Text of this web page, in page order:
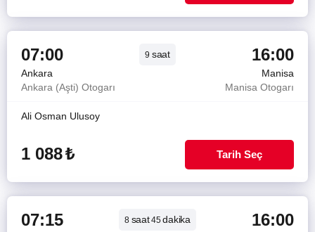
07:00 9 saat 16:00
Ankara
Manisa
Ankara (Aşti) Otogarı
Manisa Otogarı
Ali Osman Ulusoy
1 088₺ Tarih Seç
07:15 8 saat45dakika 16:00